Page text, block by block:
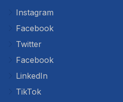
Instagram
Facebook
Twitter
Facebook
LinkedIn
TikTok